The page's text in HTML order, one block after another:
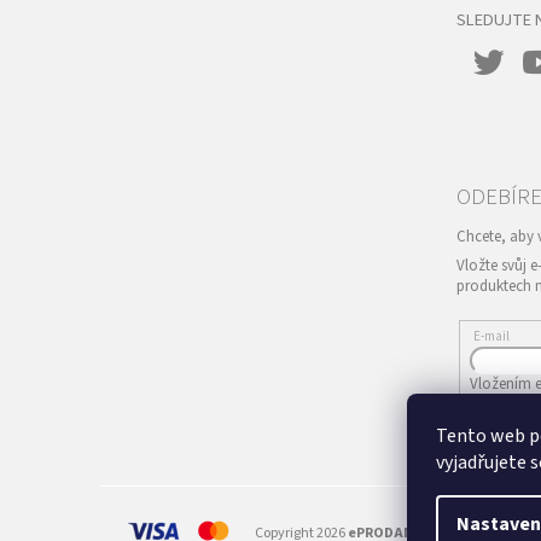
Tento web
vyjadřujete
SLEDUJTE
Vložte svůj
produktech
E-mail
Vložením
Copyright 2026ePRODANCE.cz . Všechna